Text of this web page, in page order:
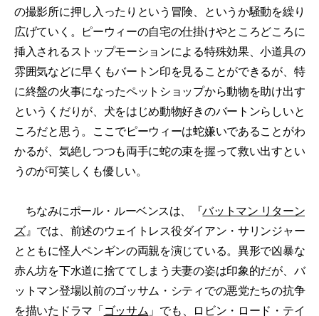
の撮影所に押し入ったりという冒険、というか騒動を繰り
広げていく。ピーウィーの自宅の仕掛けやところどころに
挿入されるストップモーションによる特殊効果、小道具の
雰囲気などに早くもバートン印を見ることができるが、特
に終盤の火事になったペットショップから動物を助け出す
というくだりが、犬をはじめ動物好きのバートンらしいと
ころだと思う。ここでピーウィーは蛇嫌いであることがわ
かるが、気絶しつつも両手に蛇の束を握って救い出すとい
うのが可笑しくも優しい。
ちなみにポール・ルーベンスは、『バットマン リターン
ズ』では、前述のウェイトレス役ダイアン・サリンジャー
とともに怪人ペンギンの両親を演じている。異形で凶暴な
赤ん坊を下水道に捨ててしまう夫妻の姿は印象的だが、バ
ットマン登場以前のゴッサム・シティでの悪党たちの抗争
を描いたドラマ「ゴッサム 」でも、ロビン・ロード・テイ